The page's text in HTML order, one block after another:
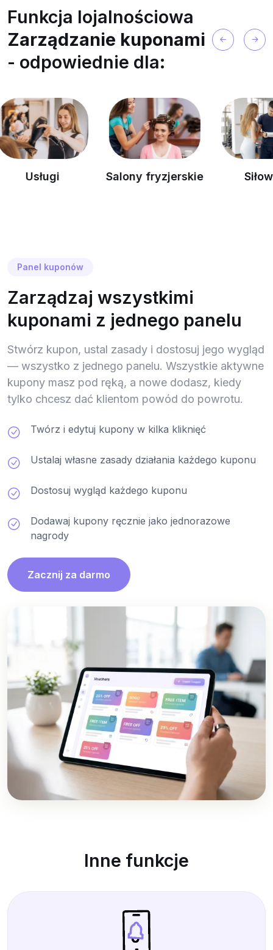
Funkcja lojalnościowa
Zarządzanie kuponami
- odpowiednie dla:
Salony fryzjerskie Siłownie
Panel kuponów
Zarządzaj wszystkimi
kuponami z jednego panelu
Stwórz kupon, ustal zasady i dostosuj jego wygląd
— wszystko z jednego panelu. Wszystkie aktywne
kupony masz pod ręką, a nowe dodasz, kiedy
tylko chcesz dać klientom powód do powrotu.
Twórz i edytuj kupony w kilka kliknięć
Ustalaj własne zasady działania każdego kuponu
Dostosuj wygląd każdego kuponu
Dodawaj kupony ręcznie jako jednorazowe
nagrody
Zacznij za darmo
Inne funkcje